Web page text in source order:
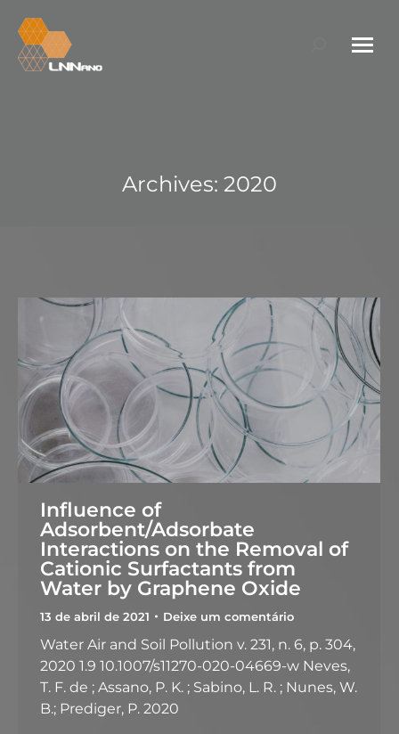
Search:
Archives: 2020
Influence of
Adsorbent/Adsorbate
Interactions on the Removal of
Cationic Surfactants from
Water by Graphene Oxide
13 de abril de 2021 Deixe um comentário
Water Air and Soil Pollution v. 231, n. 6, p. 304,
2020 1.9 10.1007/s11270-020-04669-w Neves,
T. F. de ; Assano, P. K. ; Sabino, L. R. ; Nunes, W.
B.; Prediger, P. 2020